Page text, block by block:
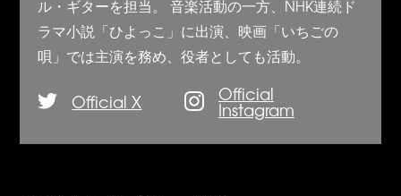
ル・ギターを担当。 音楽活動の一方、NHK連続ド
ラマ小説「ひよっこ」に出演、映画「いちごの
唄」では主演を務め、役者としても活動。
Official X Official
Instagram